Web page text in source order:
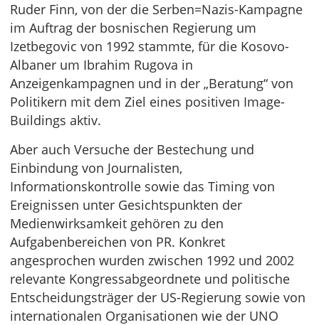
Ruder Finn, von der die Serben=Nazis-Kampagne
im Auftrag der bosnischen Regierung um
Izetbegovic von 1992 stammte, für die Kosovo-
Albaner um Ibrahim Rugova in
Anzeigenkampagnen und in der „Beratung“ von
Politikern mit dem Ziel eines positiven Image-
Buildings aktiv.
Aber auch Versuche der Bestechung und
Einbindung von Journalisten,
Informationskontrolle sowie das Timing von
Ereignissen unter Gesichtspunkten der
Medienwirksamkeit gehören zu den
Aufgabenbereichen von PR. Konkret
angesprochen wurden zwischen 1992 und 2002
relevante Kongressabgeordnete und politische
Entscheidungsträger der US-Regierung sowie von
internationalen Organisationen wie der UNO